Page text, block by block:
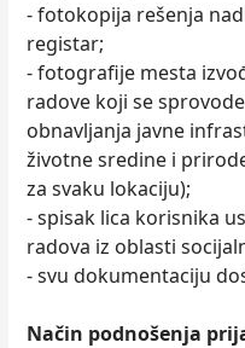
- fotokopija rešenja
registar;
- fotografije mesta
radove koji se
obnavljanja javne
životne sredine i
za svaku lokaciju);
- spisak lica korisnika
radova iz oblasti
- svu dokumentaciju
Način podnošenja